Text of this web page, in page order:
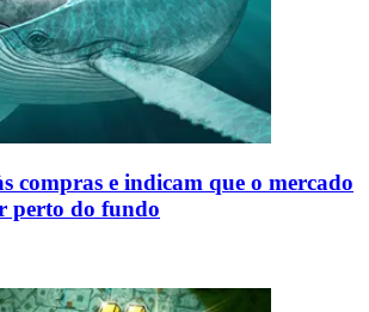
compras e indicam que o mercado
perto do fundo